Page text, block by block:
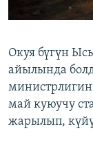
ЭЕ/АРнун
Окуя бүгүн
айылында
май куюучу
жарылып,